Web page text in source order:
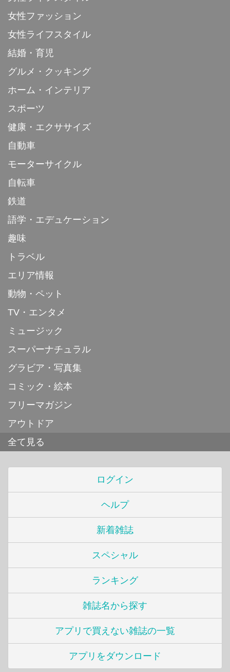
女性ファッション
女性ライフスタイル
結婚・育児
グルメ・クッキング
ホーム・インテリア
スポーツ
健康・エクササイズ
自動車
モーターサイクル
自転車
鉄道
語学・エデュケーション
趣味
トラベル
エリア情報
動物・ペット
TV・エンタメ
ミュージック
スーパーナチュラル
グラビア・写真集
コミック・絵本
フリーマガジン
アウトドア
全て見る
ログイン
ヘルプ
新着雑誌
スペシャル
ランキング
雑誌名から探す
アプリで買えない雑誌の一覧
アプリをダウンロード